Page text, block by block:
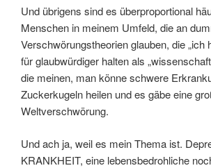
Und übrigens sind es überproportional
Menschen in meinem Umfeld, die an
Verschwörungstheorien glauben, die „ich
für glaubwürdiger halten als
die meinen, man könne schwere
Zuckerkugeln heilen und es gäbe eine
Weltverschwörung.
Und ach ja, weil es mein Thema ist.
KRANKHEIT, eine lebensbedrohliche